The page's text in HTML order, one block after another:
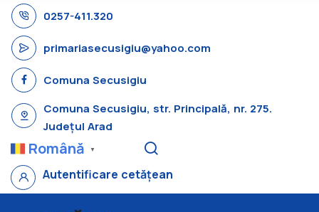
0257-411.320
primariasecusigiu@yahoo.com
Comuna Secusigiu
Comuna Secusigiu, str. Principală, nr. 275.
Județul Arad
Română ▼
Autentificare cetățean